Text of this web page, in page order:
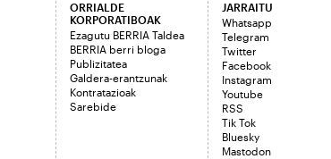
ORRIALDE
KORPORATIBOAK
Ezagutu BERRIA Taldea
BERRIA berri bloga
Publizitatea
Galdera-erantzunak
Kontratazioak
Sarebide
JARRAITU
Whatsapp
Telegram
Twitter
Facebook
Instagram
Youtube
RSS
Tik Tok
Bluesky
Mastodon